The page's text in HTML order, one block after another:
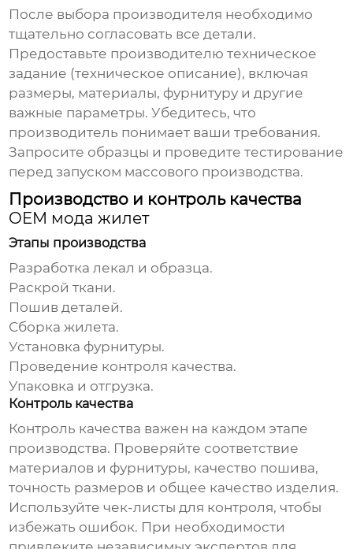
После выбора производителя необходимо
тщательно согласовать все детали.
Предоставьте производителю техническое
задание (техническое описание), включая
размеры, материалы, фурнитуру и другие
важные параметры. Убедитесь, что
производитель понимает ваши требования.
Запросите образцы и проведите тестирование
перед запуском массового производства.
Производство и контроль качества
OEM мода жилет
Этапы производства
Разработка лекал и образца.
Раскрой ткани.
Пошив деталей.
Сборка жилета.
Установка фурнитуры.
Проведение контроля качества.
Упаковка и отгрузка.
Контроль качества
Контроль качества важен на каждом этапе
производства. Проверяйте соответствие
материалов и фурнитуры, качество пошива,
точность размеров и общее качество изделия.
Используйте чек-листы для контроля, чтобы
избежать ошибок. При необходимости